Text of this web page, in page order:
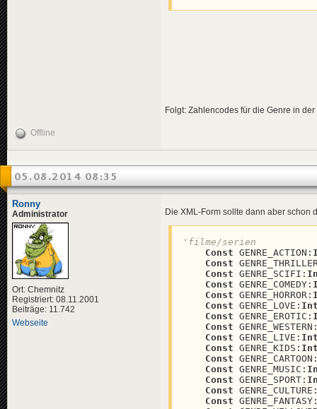
Folgt: Zahlencodes für die Genre in
Offline
05.08.2014 08:35
Ronny
Administrator
Ort: Chemnitz
Registriert: 08.11.2001
Beiträge: 11.742
Webseite
Die XML-Form sollte dann aber schon
'filme/serien
Const GENRE_ACTION:
Const
Const GENRE_SCIFI:
Const GENRE_COMEDY:
Const GENRE_HORROR:
Const GENRE_LOVE:
Const GENRE_EROTIC:
Const
Const GENRE_LIVE:
Const GENRE_KIDS:
Const
Const GENRE_MUSIC:
Const GENRE_SPORT:
Const
Const